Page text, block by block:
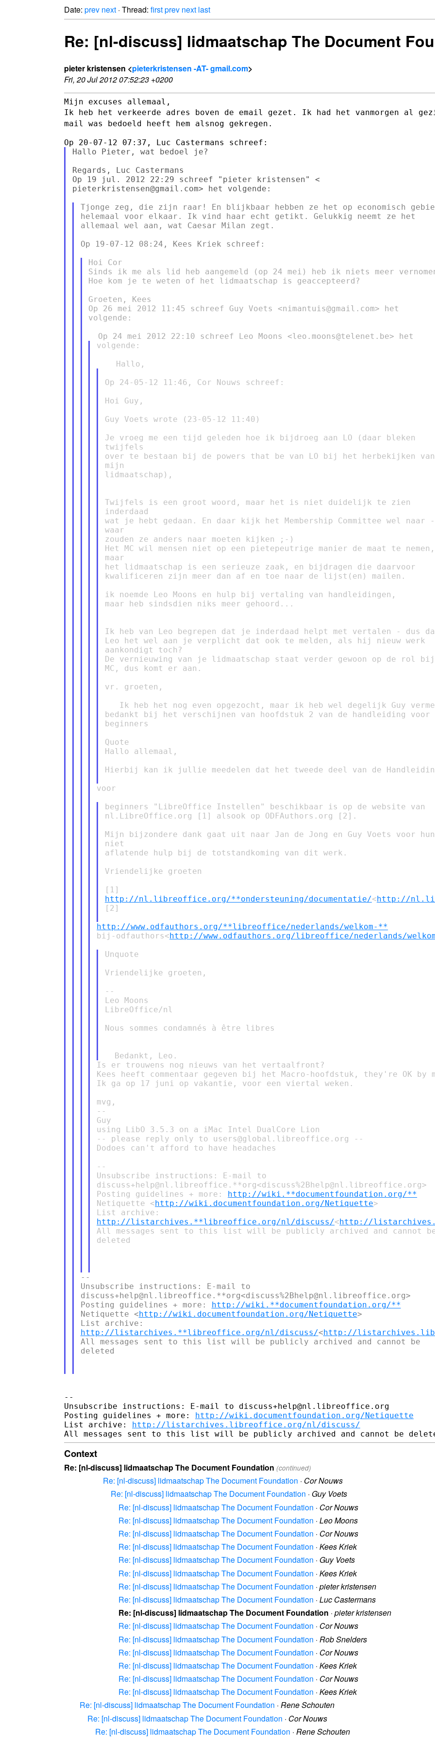
Date: prev next · Thread: firstprev next last
Re: [nl-discuss] lidmaatschap The Document
pieter kristensen <pieterkristensen -AT- gmail.com>
Fri, 20 Jul 2012 07:52:23 +0200
Ik heb het verkeerde adres boven de email gezet. Ik had het vanmorgen al
mail was bedoeld heeft hem alsnog gekregen.
Hallo Pieter, wat bedoel je?
Regards, Luc Castermans
Op 19 jul. 2012 22:29 schreef "pieter kristensen" <
pieterkristensen@gmail.com> het volgende:
Tjonge zeg, die zijn raar! En blijkbaar hebben ze het op economisch
helemaal voor elkaar. Ik vind haar echt getikt. Gelukkig neemt ze het
allemaal wel aan, wat Caesar Milan zegt.
Op 19-07-12 08:24, Kees Kriek schreef:
Hoi Cor
Sinds ik me als lid heb aangemeld (op 24 mei) heb ik niets meer
Hoe kom je te weten of het lidmaatschap is geaccepteerd?
Groeten, Kees
Op 26 mei 2012 11:45 schreef Guy Voets <nimantuis@gmail.com> het
volgende:
volgende:
Op 24-05-12 11:46, Cor Nouws schreef:
Hoi Guy,
Guy Voets wrote (23-05-12 11:40)
Je vroeg me een tijd geleden hoe ik bijdroeg aan LO (daar bleken
twijfels
over te bestaan bij de powers that be van LO bij het herbekijken van
mijn
lidmaatschap),
Twijfels is een groot woord, maar het is niet duidelijk te zien
inderdaad
wat je hebt gedaan. En daar kijk het Membership Committee wel naar -
waar
zouden ze anders naar moeten kijken ;-)
Het MC wil mensen niet op een pietepeutrige manier de maat te nemen,
maar
het lidmaatschap is een serieuze zaak, en bijdragen die daarvoor
kwalificeren zijn meer dan af en toe naar de lijst(en) mailen.
ik noemde Leo Moons en hulp bij vertaling van handleidingen,
maar heb sindsdien niks meer gehoord...
Ik heb van Leo begrepen dat je inderdaad helpt met vertalen - dus
Leo het wel aan je verplicht dat ook te melden, als hij nieuw werk
aankondigt toch?
De vernieuwing van je lidmaatschap staat verder gewoon op de rol
MC, dus komt er aan.
vr. groeten,
Ik heb het nog even opgezocht, maar ik heb wel degelijk Guy
bedankt bij het verschijnen van hoofdstuk 2 van de handleiding voor
beginners
Quote
Hallo allemaal,
Hierbij kan ik jullie meedelen dat het tweede deel van de
voor
beginners "LibreOffice Instellen" beschikbaar is op de website van
nl.LibreOffice.org [1] alsook op ODFAuthors.org [2].
Mijn bijzondere dank gaat uit naar Jan de Jong en Guy Voets voor hun
niet
aflatende hulp bij de totstandkoming van dit werk.
Vriendelijke groeten
http://nl.libreoffice.org/**ondersteuning/documentatie/<http://
[2]
http://www.odfauthors.org/**libreoffice/nederlands/welkom-**
bij-odfauthors<http://www.odfauthors.org/libreoffice/nederlands/
Unquote
Vriendelijke groeten,
--
Leo Moons
LibreOffice/nl
Nous sommes condamnés à être libres
Is er trouwens nog nieuws van het vertaalfront?
Kees heeft commentaar gegeven bij het Macro-hoofdstuk, they're OK by
Ik ga op 17 juni op vakantie, voor een viertal weken.
mvg,
--
Guy
using LibO 3.5.3 on a iMac Intel DualCore Lion
-- please reply only to users@global.libreoffice.org --
Dodoes can't afford to have headaches
--
Unsubscribe instructions: E-mail to
discuss+help@nl.libreoffice.**org<discuss%2Bhelp@nl.libreoffice.org>
Posting guidelines + more: http://wiki.**documentfoundation.org/**
Netiquette <http://wiki.documentfoundation.org/Netiquette>
http://listarchives.**libreoffice.org/nl/discuss/<http://
All messages sent to this list will be publicly archived and cannot
deleted
--
Unsubscribe instructions: E-mail to
discuss+help@nl.libreoffice.**org<discuss%2Bhelp@nl.libreoffice.org>
Posting guidelines + more: http://wiki.**documentfoundation.org/**
Netiquette <http://wiki.documentfoundation.org/Netiquette>
http://listarchives.**libreoffice.org/nl/discuss/<http://
All messages sent to this list will be publicly archived and cannot be
deleted
--
Unsubscribe instructions: E-mail to discuss+help@nl.libreoffice.org
Posting guidelines + more: http://wiki.documentfoundation.org/Netiquette
List archive: http://listarchives.libreoffice.org/nl/discuss/
Context
Re: [nl-discuss] lidmaatschap The Document Foundation (continued)
Re: [nl-discuss] lidmaatschap The Document Foundation · Cor Nouws
Re: [nl-discuss] lidmaatschap The Document Foundation · Guy Voets
Re: [nl-discuss] lidmaatschap The Document Foundation · Cor Nouws
Re: [nl-discuss] lidmaatschap The Document Foundation · Leo Moons
Re: [nl-discuss] lidmaatschap The Document Foundation · Cor Nouws
Re: [nl-discuss] lidmaatschap The Document Foundation · Kees Kriek
Re: [nl-discuss] lidmaatschap The Document Foundation · Guy Voets
Re: [nl-discuss] lidmaatschap The Document Foundation · Kees Kriek
Re: [nl-discuss] lidmaatschap The Document Foundation · pieter kristensen
Re: [nl-discuss] lidmaatschap The Document Foundation · Luc Castermans
Re: [nl-discuss] lidmaatschap The Document Foundation · pieter kristensen
Re: [nl-discuss] lidmaatschap The Document Foundation · Cor Nouws
Re: [nl-discuss] lidmaatschap The Document Foundation · Rob Snelders
Re: [nl-discuss] lidmaatschap The Document Foundation · Cor Nouws
Re: [nl-discuss] lidmaatschap The Document Foundation · Kees Kriek
Re: [nl-discuss] lidmaatschap The Document Foundation · Cor Nouws
Re: [nl-discuss] lidmaatschap The Document Foundation · Kees Kriek
Re: [nl-discuss] lidmaatschap The Document Foundation · Rene Schouten
Re: [nl-discuss] lidmaatschap The Document Foundation · Cor Nouws
Re: [nl-discuss] lidmaatschap The Document Foundation · Rene Schouten